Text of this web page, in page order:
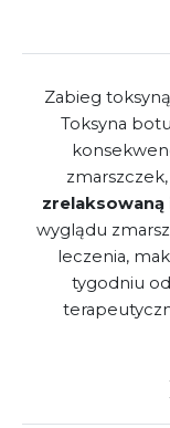
Zabieg
Toksyna
zrelaksowaną
wyglądu
leczenia,
tygodniu